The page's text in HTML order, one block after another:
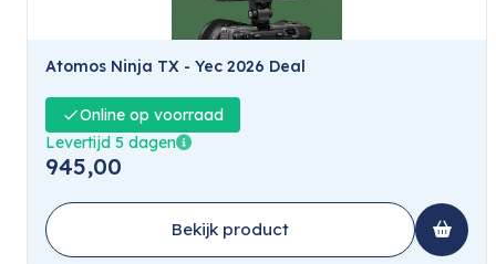
Atomos Ninja TX - Yec 2026 Deal
Online op voorraad
Levertijd 5 dagen
945,00
Bekijk product